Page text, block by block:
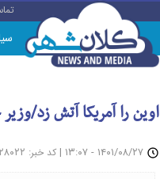
اوین را آمریکا آتش زد/وزیر خارجه آمریکا ۴۰ دقیقه
| کد خبر: ۲۸۰۲۲